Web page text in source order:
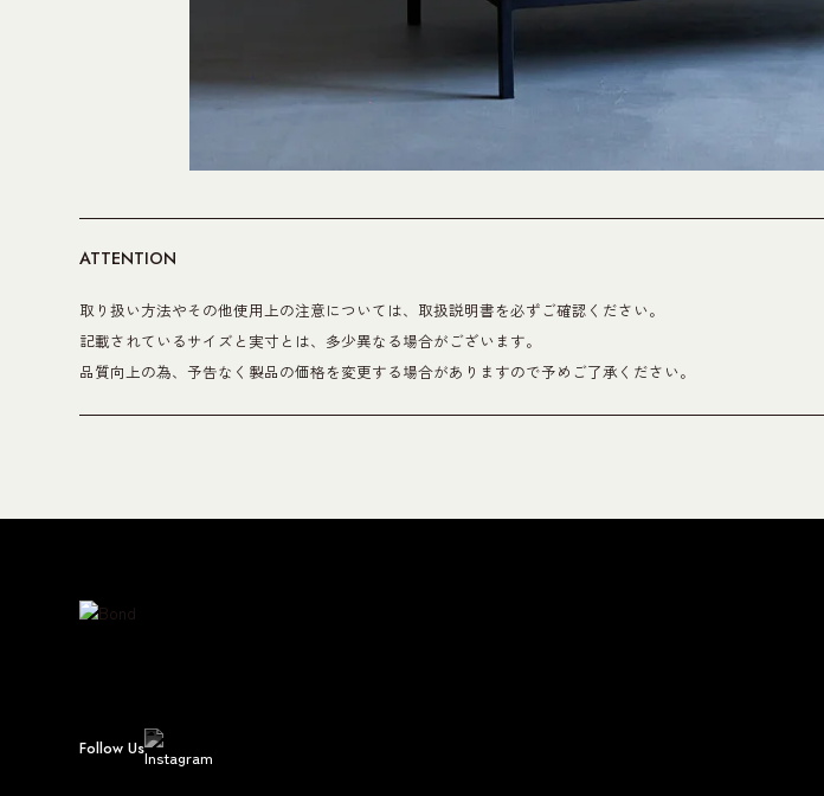
ATTENTION
取り扱い方法やその他使用上の注意については、取扱説明書を必ずご確認ください。
記載されているサイズと実寸とは、多少異なる場合がございます。
品質向上の為、予告なく製品の価格を変更する場合がありますので予めご了承ください。
Follow Us